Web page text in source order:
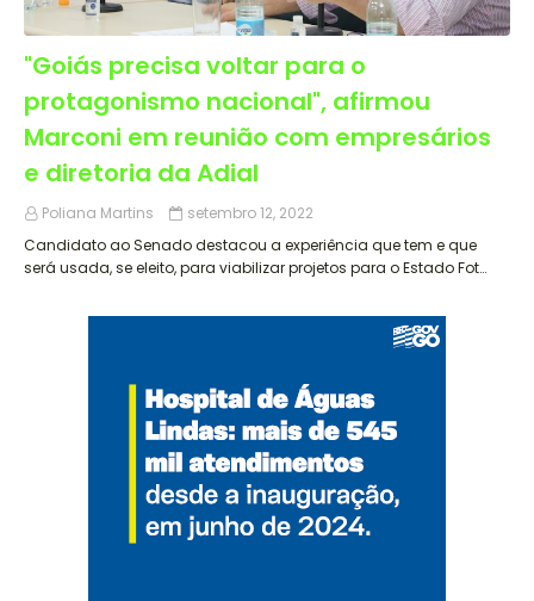
"Goiás precisa voltar para o
protagonismo nacional", afirmou
Marconi em reunião com empresários
e diretoria da Adial
Poliana Martins
setembro 12, 2022
Candidato ao Senado destacou a experiência que tem e que
será usada, se eleito, para viabilizar projetos para o Estado Fot…